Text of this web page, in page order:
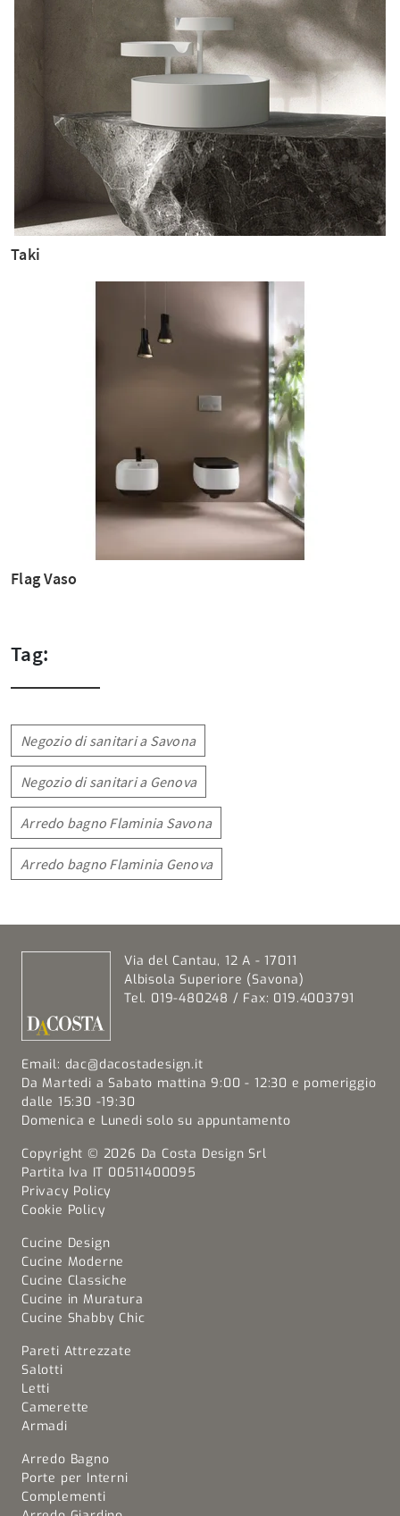
Taki
Flag Vaso
Tag:
Negozio di sanitari a Savona
Negozio di sanitari a Genova
Arredo bagno Flaminia Savona
Arredo bagno Flaminia Genova
Via del Cantau, 12 A - 17011
Albisola Superiore (Savona)
Tel. 019-480248 / Fax: 019.4003791
Email: dac@dacostadesign.it
Da Martedi a Sabato mattina 9:00 - 12:30 e pomeriggio
dalle 15:30 -19:30
Domenica e Lunedi solo su appuntamento
Copyright © 2026 Da Costa Design Srl
Partita Iva IT 00511400095
Privacy Policy
Cookie Policy
Cucine Design
Cucine Moderne
Cucine Classiche
Cucine in Muratura
Cucine Shabby Chic
Pareti Attrezzate
Salotti
Letti
Camerette
Armadi
Arredo Bagno
Porte per Interni
Complementi